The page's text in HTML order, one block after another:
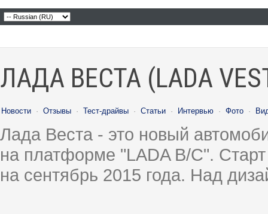
ЛАДА ВЕСТА (LADA
Новости · Отзывы · Тест-драйвы · Статьи · Интервью · Фото ·
Лада Веста - это новый
на платформе "LADA B/C".
на сентябрь 2015 года. Над